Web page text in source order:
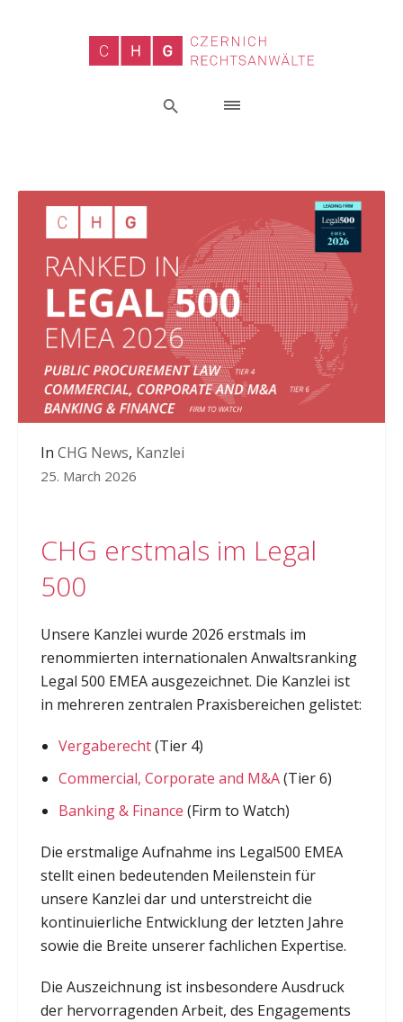
In CHG News, Kanzlei
25. March 2026
CHG erstmals im Legal
500
Unsere Kanzlei wurde 2026 erstmals im
renommierten internationalen Anwaltsranking
Legal 500 EMEA ausgezeichnet. Die Kanzlei ist
in mehreren zentralen Praxisbereichen gelistet:
Vergaberecht(Tier 4)
Commercial, Corporate and M&A(Tier 6)
Banking & Finance (Firm to Watch)
Die erstmalige Aufnahme ins Legal500 EMEA
stellt einen bedeutenden Meilenstein für
unsere Kanzlei dar und unterstreicht die
kontinuierliche Entwicklung der letzten Jahre
sowie die Breite unserer fachlichen Expertise.
Die Auszeichnung ist insbesondere Ausdruck
der hervorragenden Arbeit, des Engagements